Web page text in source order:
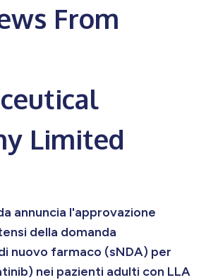
From
Limited
annuncia l'approvazione
della domanda
nuovo farmaco (sNDA) per
nei pazienti adulti con LLA